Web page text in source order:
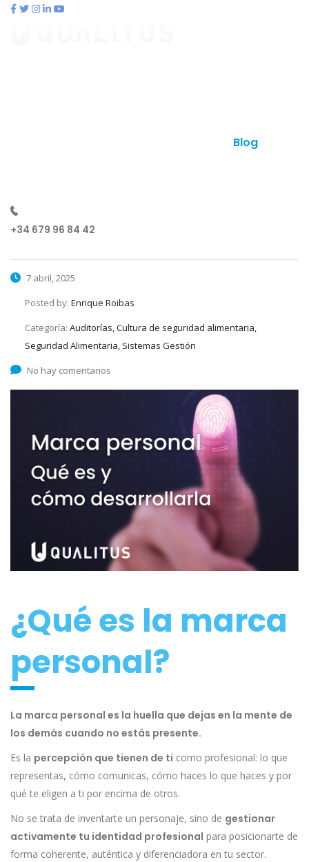
Blog
+34 679 96 84 42
7 abril, 2025
Posted by: Enrique Roibas
Categoría: Auditorías, Cultura de seguridad alimentaria,
Seguridad Alimentaria, Sistemas Gestión
No hay comentarios
¿Qué es la marca
personal?
La marca personal es la huella que dejas en la mente de
los demás cuando no estás presente.
Es la percepción que tienen de ti como profesional: lo que
representas, cómo comunicas, cómo haces lo que haces y por
qué te eligen a ti por encima de otros.
No se trata de inventarte un personaje, sino de gestionar
activamente tu identidad profesional para posicionarte de
forma coherente, auténtica y diferenciadora en tu sector.